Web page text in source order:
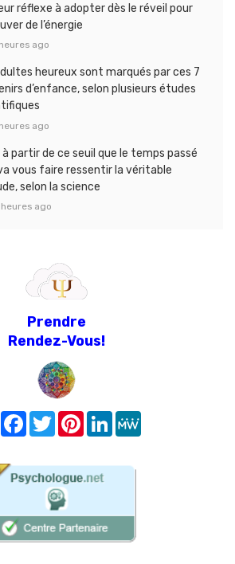
réflexe à adopter dès le réveil pour
de l’énergie
ago
heureux sont marqués par ces 7
d’enfance, selon plusieurs études
ago
à partir de ce seuil que le temps passé
vous faire ressentir la véritable
selon la science
ago
Prendre
Rendez-Vous!
Share FacebookTwitterPinterest
LinkedIn